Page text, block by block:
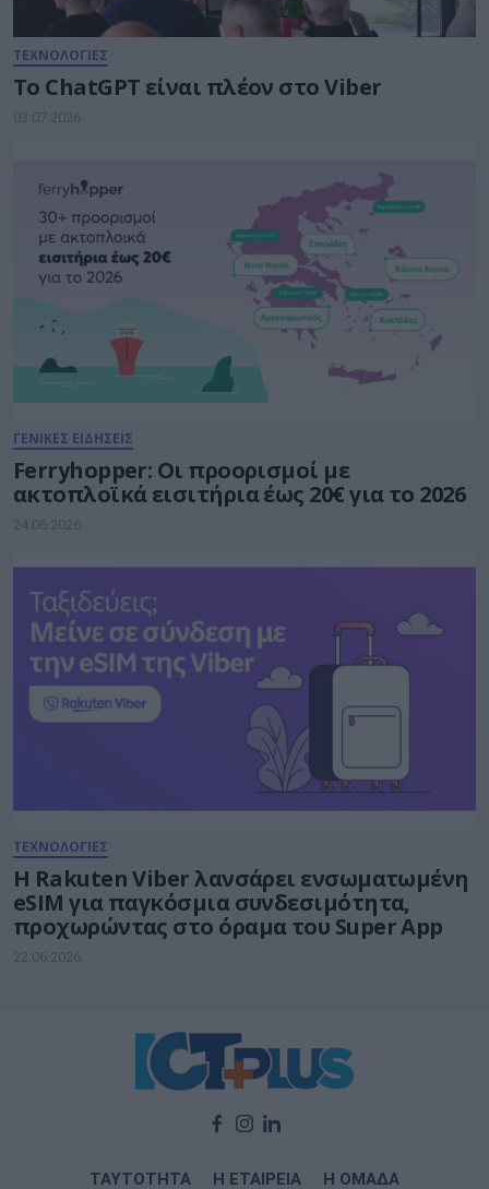
ΤΕΧΝΟΛΟΓΙΕΣ
Το ChatGPT είναι πλέον στο Viber
03.07.2026
ΓΕΝΙΚΕΣ ΕΙΔΗΣΕΙΣ
Ferryhopper: Οι προορισμοί με
ακτοπλοϊκά εισιτήρια έως 20€ για το 2026
24.06.2026
ΤΕΧΝΟΛΟΓΙΕΣ
Η Rakuten Viber λανσάρει ενσωματωμένη
eSIM για παγκόσμια συνδεσιμότητα,
προχωρώντας στο όραμα του Super App
22.06.2026
ΤΑΥΤΟΤΗΤΑ Η ΕΤΑΙΡΕΙΑ Η ΟΜΑΔΑ